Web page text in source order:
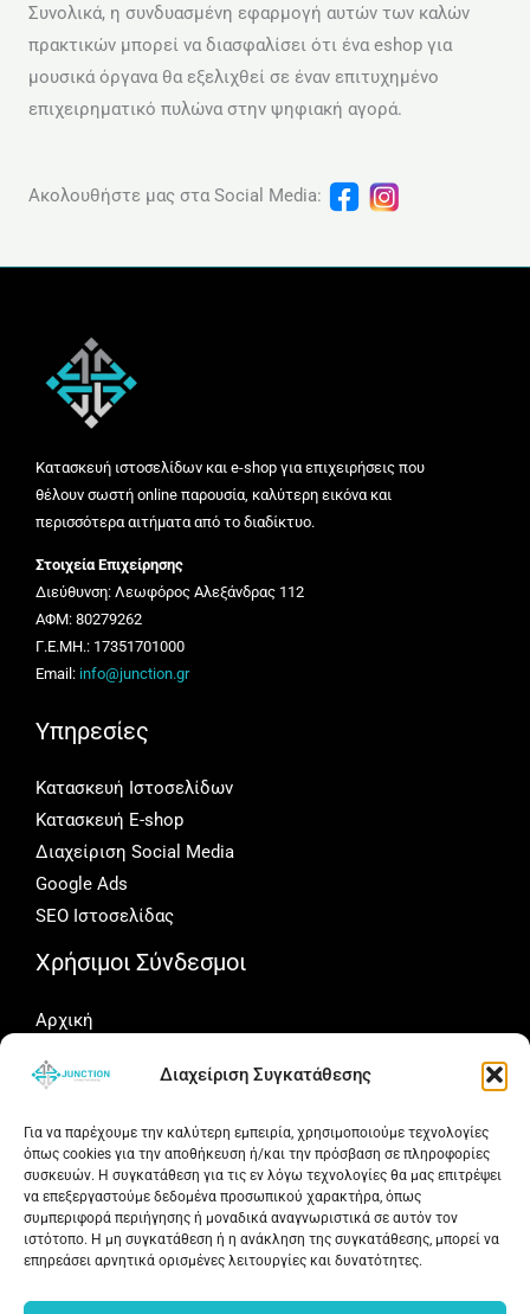
Διαχείριση Συγκατάθεσης
Για να παρέχουμε την καλύτερη εμπειρία, χρησιμοποιούμε τεχνολογίες
όπως cookies για την αποθήκευση ή/και την πρόσβαση σε πληροφορίες
συσκευών. Η συγκατάθεση για τις εν λόγω τεχνολογίες θα μας επιτρέψει
να επεξεργαστούμε δεδομένα προσωπικού χαρακτήρα, όπως
συμπεριφορά περιήγησης ή μοναδικά αναγνωριστικά σε αυτόν τον
ιστότοπο. Η μη συγκατάθεση ή η ανάκληση της συγκατάθεσης, μπορεί να
επηρεάσει αρνητικά ορισμένες λειτουργίες και δυνατότητες.
Συνολικά, η συνδυασμένη εφαρμογή αυτών των καλών
πρακτικών μπορεί να διασφαλίσει ότι ένα eshop για
μουσικά όργανα θα εξελιχθεί σε έναν επιτυχημένο
επιχειρηματικό πυλώνα στην ψηφιακή αγορά.
Ακολουθήστε μας στα Social Media:
Κατασκευή ιστοσελίδων και e-shop για επιχειρήσεις που
θέλουν σωστή online παρουσία, καλύτερη εικόνα και
περισσότερα αιτήματα από το διαδίκτυο.
Στοιχεία Επιχείρησης
Διεύθυνση: Λεωφόρος Αλεξάνδρας 112
ΑΦΜ: 80279262
Γ.Ε.ΜΗ.: 17351701000
Email: info@junction.gr
Υπηρεσίες
Κατασκευή Ιστοσελίδων
Κατασκευή E-shop
Διαχείριση Social Media
Google Ads
SEO Ιστοσελίδας
Χρήσιμοι Σύνδεσμοι
Αρχική
Γιατί Junction
Δωρεάν Αξιολόγηση
Social Media
Ακολουθήστε τη Junction.gr για νέα έργα, ιδέες και